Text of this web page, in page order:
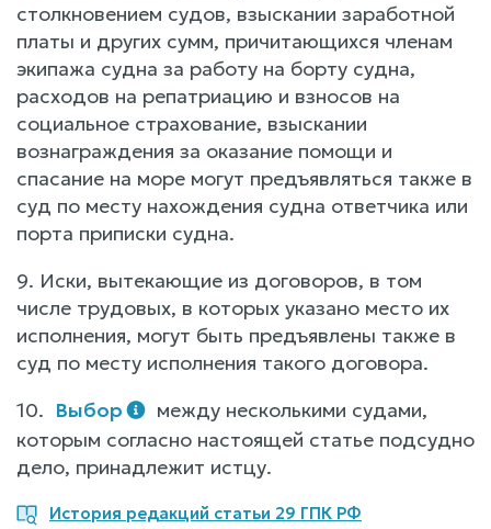
столкновением судов, взыскании заработной
платы и других сумм, причитающихся членам
экипажа судна за работу на борту судна,
расходов на репатриацию и взносов на
социальное страхование, взыскании
вознаграждения за оказание помощи и
спасание на море могут предъявляться также в
суд по месту нахождения судна ответчика или
порта приписки судна.
9. Иски, вытекающие из договоров, в том
числе трудовых, в которых указано место их
исполнения, могут быть предъявлены также в
суд по месту исполнения такого договора.
10. Выбор
между несколькими судами,
которым согласно настоящей статье подсудно
дело, принадлежит истцу.
История редакций статьи 29 ГПК РФ